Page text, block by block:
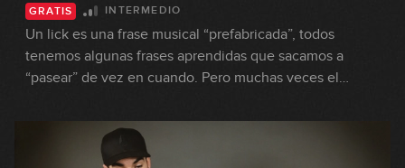
GRATIS INTERMEDIO
Un lick es una frase musical “prefabricada”, todos
tenemos algunas frases aprendidas que sacamos a
“pasear” de vez en cuando. Pero muchas veces el
armónico, el mismo contexto en el que la hemos
aprendido. En esta lección veremos que podemos
utilizar un mismo lick basado en cualquier escala o en